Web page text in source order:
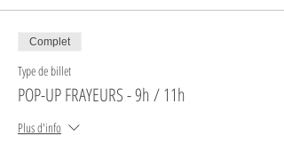
Complet
Type de billet
POP-UP FRAYEURS - 9h / 11h
Plus d'info